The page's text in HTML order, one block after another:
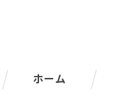
ホーム